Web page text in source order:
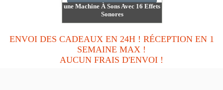
une Machine À Sons Avec 16 Effets
Sonores
Date de Fin :27/08/2026 23:59:59
ENVOI DES CADEAUX EN 24H ! RÉCEPTION EN 1
SEMAINE MAX !
AUCUN FRAIS D'ENVOI !